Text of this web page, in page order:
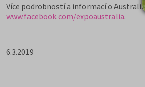
Více podrobností a informací o
www.facebook.com/expoaustralia.
6.3.2019